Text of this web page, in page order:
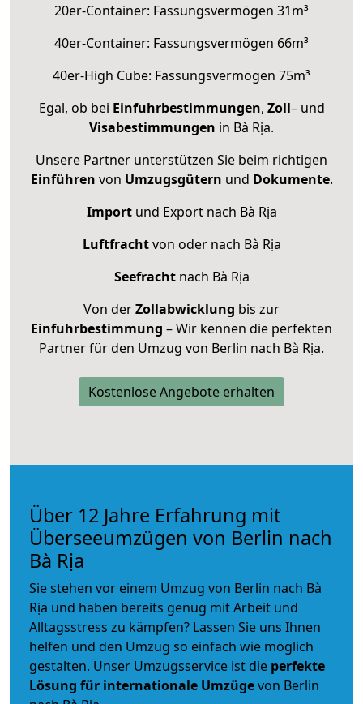
20er-Container: Fassungsvermögen 31m³
40er-Container: Fassungsvermögen 66m³
40er-High Cube: Fassungsvermögen 75m³
Egal, ob bei Einfuhrbestimmungen, Zoll– und
Visabestimmungen in Bà Rịa.
Unsere Partner unterstützen Sie beim richtigen
Einführen von Umzugsgütern und Dokumente.
Importund Export nach Bà Rịa
Luftfrachtvon oder nach Bà Rịa
Seefrachtnach Bà Rịa
Von derZollabwicklung bis zur
Einfuhrbestimmung – Wir kennen die perfekten
Partner für den Umzug von Berlin nach Bà Rịa.
Kostenlose Angebote erhalten
Über 12 Jahre Erfahrung mit
Überseeumzügen von Berlin nach
Bà Rịa
Sie stehen vor einem Umzug von Berlin nach Bà
Rịa und haben bereits genug mit Arbeit und
Alltagsstress zu kämpfen? Lassen Sie uns Ihnen
helfen und den Umzug so einfach wie möglich
gestalten. Unser Umzugsservice ist die perfekte
Lösung für internationale Umzügevon Berlin